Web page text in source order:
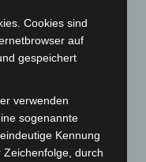
Cookies sind
auf
gespeichert
verwenden
sogenannte
Kennung
durch